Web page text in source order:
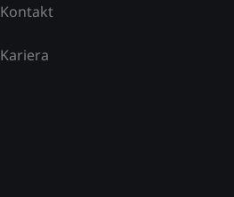
Kontakt
Kariera